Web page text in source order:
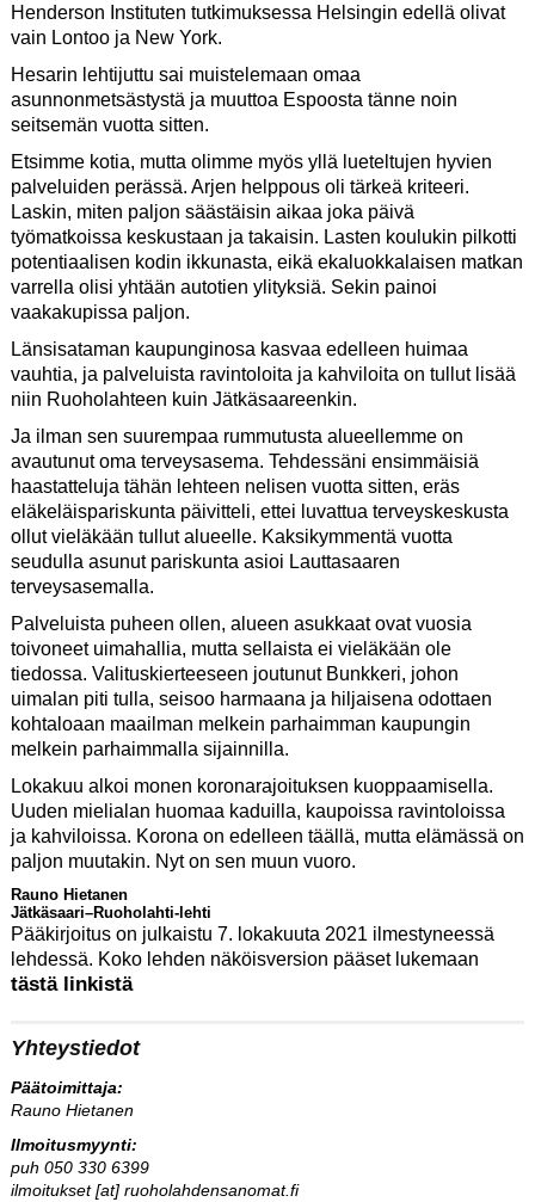
Henderson Instituten tutkimuksessa Helsingin edellä olivat
vain Lontoo ja New York.
Hesarin lehtijuttu sai muistelemaan omaa
asunnonmetsästystä ja muuttoa Espoosta tänne noin
seitsemän vuotta sitten.
Etsimme kotia, mutta olimme myös yllä lueteltujen hyvien
palveluiden perässä. Arjen helppous oli tärkeä kriteeri.
Laskin, miten paljon säästäisin aikaa joka päivä
työmatkoissa keskustaan ja takaisin. Lasten koulukin pilkotti
potentiaalisen kodin ikkunasta, eikä ekaluokkalaisen matkan
varrella olisi yhtään autotien ylityksiä. Sekin painoi
vaakakupissa paljon.
Länsisataman kaupunginosa kasvaa edelleen huimaa
vauhtia, ja palveluista ravintoloita ja kahviloita on tullut lisää
niin Ruoholahteen kuin Jätkäsaareenkin.
Ja ilman sen suurempaa rummutusta alueellemme on
avautunut oma terveysasema. Tehdessäni ensimmäisiä
haastatteluja tähän lehteen nelisen vuotta sitten, eräs
eläkeläispariskunta päivitteli, ettei luvattua terveyskeskusta
ollut vieläkään tullut alueelle. Kaksikymmentä vuotta
seudulla asunut pariskunta asioi Lauttasaaren
terveysasemalla.
Palveluista puheen ollen, alueen asukkaat ovat vuosia
toivoneet uimahallia, mutta sellaista ei vieläkään ole
tiedossa. Valituskierteeseen joutunut Bunkkeri, johon
uimalan piti tulla, seisoo harmaana ja hiljaisena odottaen
kohtaloaan maailman melkein parhaimman kaupungin
melkein parhaimmalla sijainnilla.
Lokakuu alkoi monen koronarajoituksen kuoppaamisella.
Uuden mielialan huomaa kaduilla, kaupoissa ravintoloissa
ja kahviloissa. Korona on edelleen täällä, mutta elämässä on
paljon muutakin. Nyt on sen muun vuoro.
Rauno Hietanen
Jätkäsaari–Ruoholahti-lehti
Pääkirjoitus on julkaistu 7. lokakuuta 2021 ilmestyneessä
lehdessä. Koko lehden näköisversion pääset lukemaan
tästä linkistä
Yhteystiedot
Päätoimittaja:
Rauno Hietanen
Ilmoitusmyynti:
puh 050 330 6399
ilmoitukset [at] ruoholahdensanomat.fi